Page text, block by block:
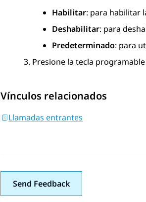
Habilitar: para habilitar
Deshabilitar: para
Predeterminado: para
Presione la tecla programable
Vínculos relacionados
Llamadas entrantes
Send Feedback